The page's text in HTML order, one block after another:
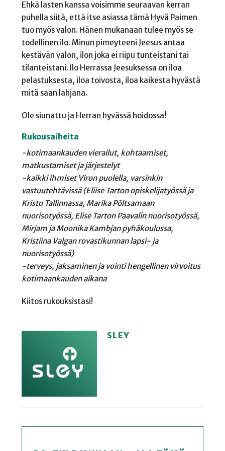
Ehkä lasten kanssa voisimme seuraavan kerran
puhella siitä, että itse asiassa tämä Hyvä Paimen
tuo myös valon. Hänen mukanaan tulee myös se
todellinen ilo. Minun pimeyteeni Jeesus antaa
kestävän valon, ilon joka ei riipu tunteistani tai
tilanteistani. Ilo Herrassa Jeesuksessa on iloa
pelastuksesta, iloa toivosta, iloa kaikesta hyvästä
mitä saan lahjana.
Ole siunattu ja Herran hyvässä hoidossa!
Rukousaiheita
-kotimaankauden vierailut, kohtaamiset,
matkustamiset ja järjestelyt
-kaikki ihmiset Viron puolella, varsinkin
vastuutehtävissä (Eliise Tarton opiskelijatyössä ja
Kristo Tallinnassa, Marika Põltsamaan
nuorisotyössä, Elise Tarton Paavalin nuorisotyössä,
Mirjam ja Moonika Kambjan pyhäkoulussa,
Kristiina Valgan rovastikunnan lapsi- ja
nuorisotyössä)
-terveys, jaksaminen ja vointi hengellinen virvoitus
kotimaankauden aikana
Kiitos rukouksistasi!
SLEY